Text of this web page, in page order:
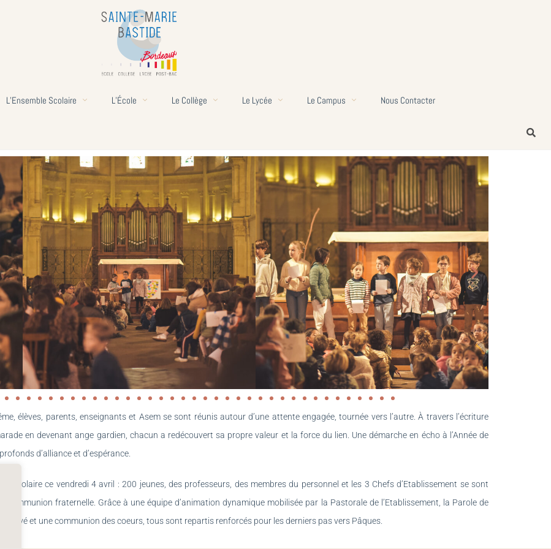
L’Ensemble Scolaire L’École Le Collège Le Lycée Le Campus Nous Contacter
élèves, parents, enseignants et Asem se sont réunis autour d’une attente engagée, tournée vers l’autre. À travers l’écriture
en devenant ange gardien, chacun a redécouvert sa propre valeur et la force du lien. Une démarche en écho à l’Année de
d’alliance et d’espérance.
scolaire ce vendredi 4 avril : 200 jeunes, des professeurs, des membres du personnel et les 3 Chefs d’Etablissement se sont
communion fraternelle. Grâce à une équipe d’animation dynamique mobilisée par la Pastorale de l’Etablissement, la Parole de
et une communion des coeurs, tous sont repartis renforcés pour les derniers pas vers Pâques.